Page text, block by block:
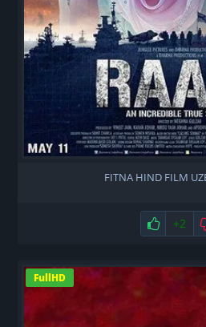
FITNA HIND FILM
Нравится
+2
FullHD